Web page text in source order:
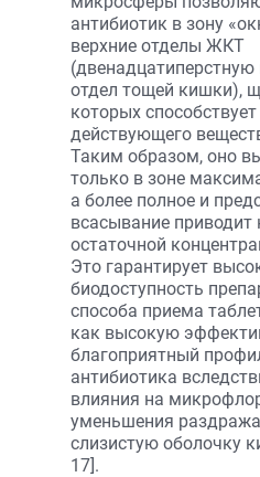
антибиотик в зону
верхние отделы ЖКТ
отдел тощей кишки),
которых
действующего
Таким образом, оно
только в зоне
а более полное и
всасывание
остаточной
Это гарантирует
биодоступность
способа приема
как высокую
благоприятный
антибиотика
влияния на
уменьшения
слизистую оболочку
17].